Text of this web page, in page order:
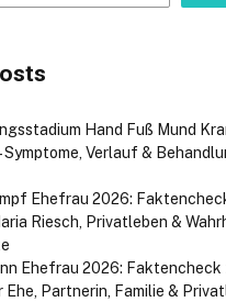
Hand Fuß Mund
Symptome, Verlauf &
Ehefrau 2026:
Riesch, Privatleben &
Ehefrau 2026: Faktencheck
Ehe, Partnerin, Familie &